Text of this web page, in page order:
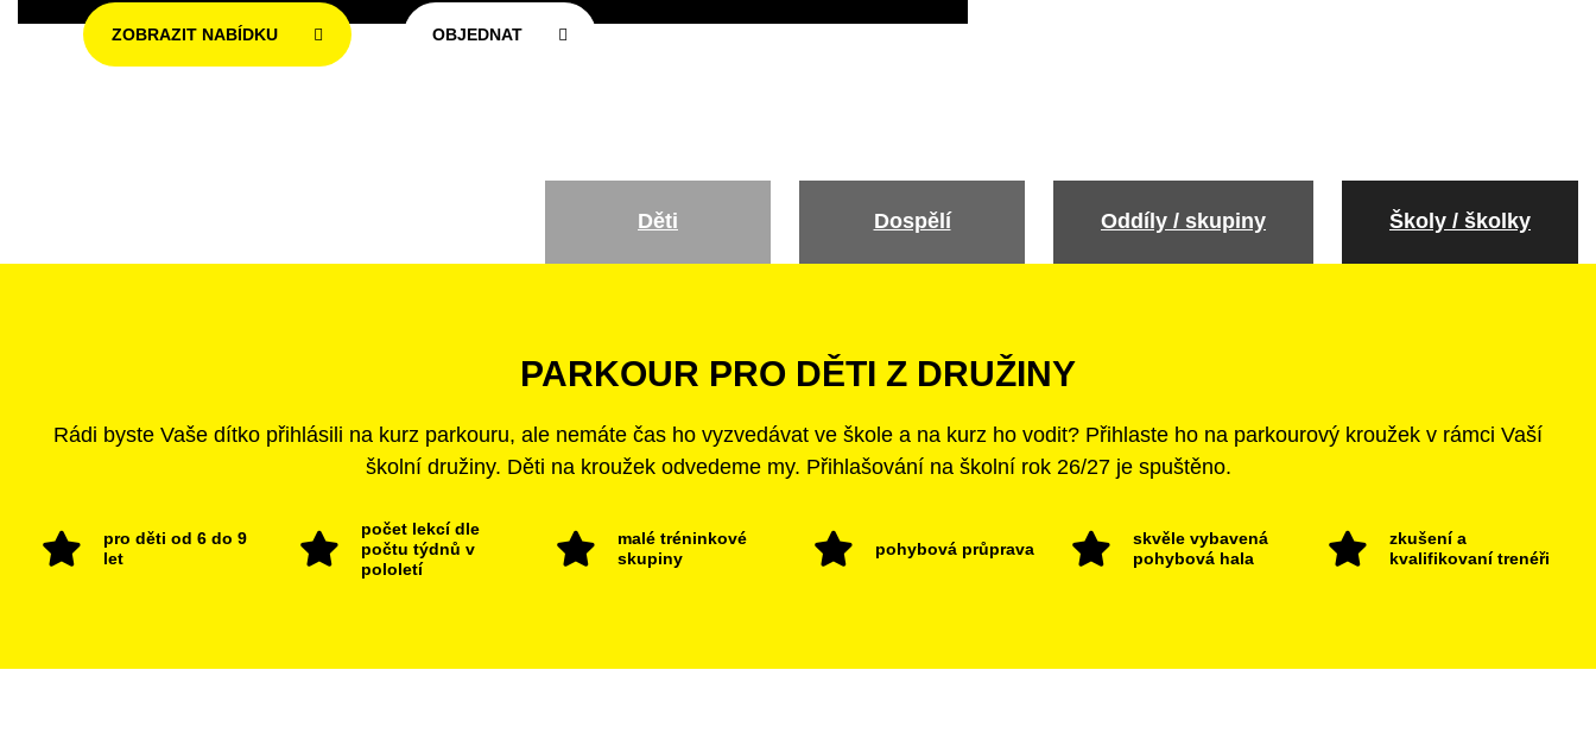
ZOBRAZIT NABÍDKU OBJEDNAT
Děti Dospělí Oddíly / skupiny Školy / školky
PARKOUR PRO DĚTI Z DRUŽINY
Rádi byste Vaše dítko přihlásili na kurz parkouru, ale nemáte čas ho vyzvedávat ve škole a na kurz ho vodit? Přihlaste ho na parkourový kroužek v rámci Vaší
školní družiny. Děti na kroužek odvedeme my. Přihlašování na školní rok 26/27 je spuštěno.
pro děti od 6 do 9
let
počet lekcí dle
počtu týdnů v
pololetí
malé tréninkové
skupiny
pohybová průprava
skvěle vybavená
pohybová hala
zkušení a
kvalifikovaní trenéři